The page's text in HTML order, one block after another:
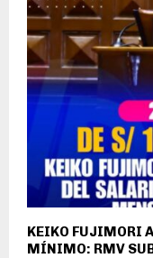
KEIKO FUJIMORI
MÍNIMO: RMV